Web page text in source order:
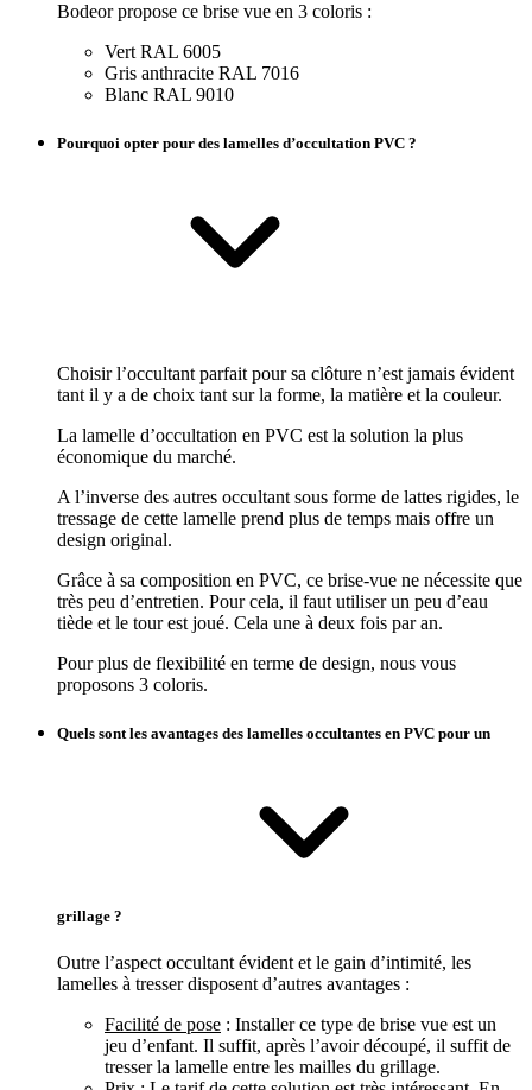
Bodeor propose ce brise vue en 3 coloris :
Vert RAL 6005
Gris anthracite RAL 7016
Blanc RAL 9010
Pourquoi opter pour des lamelles d’occultation PVC ?
Choisir l’occultant parfait pour sa clôture n’est jamais évident
tant il y a de choix tant sur la forme, la matière et la couleur.
La lamelle d’occultation en PVC est la solution la plus
économique du marché.
A l’inverse des autres occultant sous forme de lattes rigides, le
tressage de cette lamelle prend plus de temps mais offre un
design original.
Grâce à sa composition en PVC, ce brise-vue ne nécessite que
très peu d’entretien. Pour cela, il faut utiliser un peu d’eau
tiède et le tour est joué. Cela une à deux fois par an.
Pour plus de flexibilité en terme de design, nous vous
proposons 3 coloris.
Quels sont les avantages des lamelles occultantes en PVC pour un
grillage ?
Outre l’aspect occultant évident et le gain d’intimité, les
lamelles à tresser disposent d’autres avantages :
Facilité de pose : Installer ce type de brise vue est un
jeu d’enfant. Il suffit, après l’avoir découpé, il suffit de
tresser la lamelle entre les mailles du grillage.